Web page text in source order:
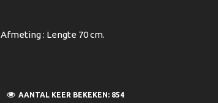
Afmeting : Lengte 70 cm.
AANTAL KEER BEKEKEN: 854